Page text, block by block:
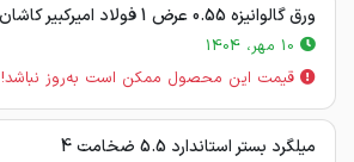
ورق گالوانیزه 0.55 عرض 1 فولاد امیرکبیر کاشان
قیمت این محصول ممکن است به‌روز نباشد!
میلگرد بستر استاندارد 5.5 ضخامت 4